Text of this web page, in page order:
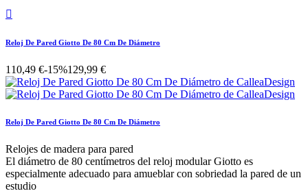

Reloj De Pared Giotto De 80 Cm De Diámetro
110,49 €-15%129,99 €
Reloj De Pared Giotto De 80 Cm De Diámetro
Relojes de madera para pared
El diámetro de 80 centímetros del reloj modular Giotto es
especialmente adecuado para amueblar con sobriedad la pared de un
estudio